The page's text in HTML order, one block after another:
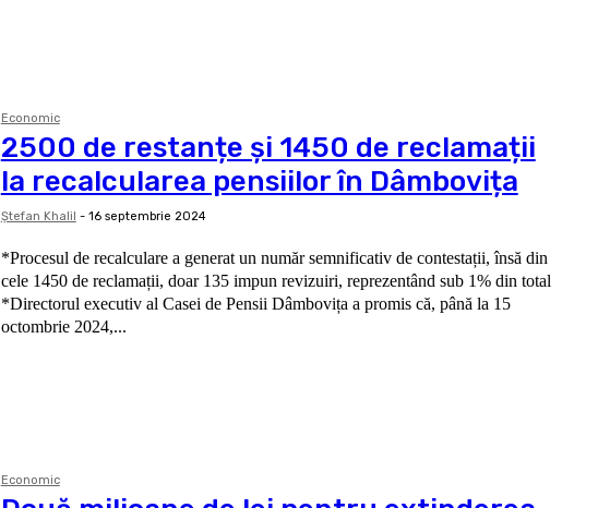
Economic
2500 de restanțe și 1450 de reclamații
la recalcularea pensiilor în Dâmbovița
Ştefan Khalil - 16 septembrie 2024
*Procesul de recalculare a generat un număr semnificativ de contestații, însă din
cele 1450 de reclamații, doar 135 impun revizuiri, reprezentând sub 1% din total
*Directorul executiv al Casei de Pensii Dâmbovița a promis că, până la 15
octombrie 2024,...
Economic